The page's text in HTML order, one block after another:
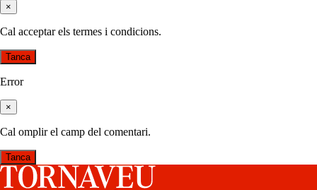
×
Cal acceptar els termes i condicions.
Tanca
Error
×
Cal omplir el camp del comentari.
Tanca